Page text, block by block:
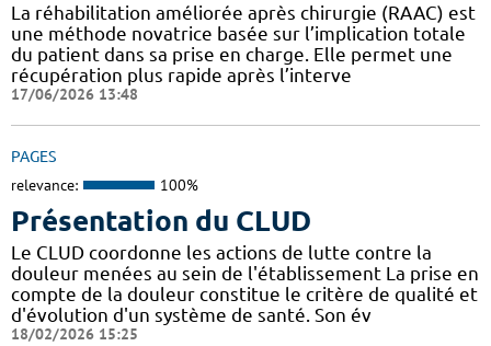
La réhabilitation améliorée après chirurgie (RAAC) est
une méthode novatrice basée sur l’implication totale
du patient dans sa prise en charge. Elle permet une
récupération plus rapide après l’interve
17/06/2026 13:48
PAGES
relevance: 100%
Présentation du CLUD
Le CLUD coordonne les actions de lutte contre la
douleur menées au sein de l'établissement La prise en
compte de la douleur constitue le critère de qualité et
d'évolution d'un système de santé. Son év
18/02/2026 15:25